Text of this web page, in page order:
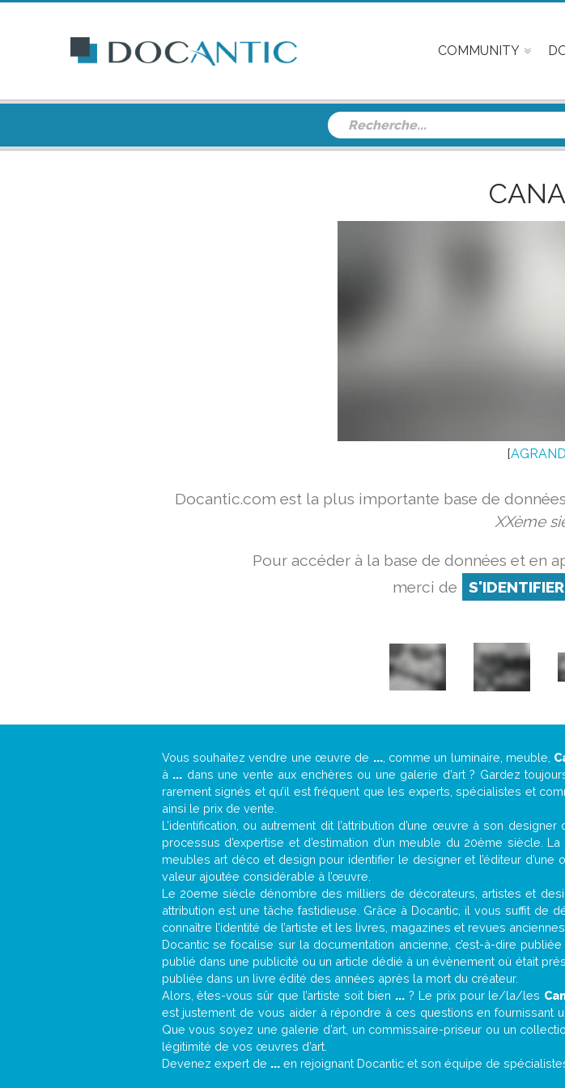
COMMUNITY
[
Docantic.com est la plus importante base de
XXème
Pour accéder à la base de données et en
merci de
S'IDENTIFIER
Vous souhaitez vendre une œuvre de ..., comme un luminaire, meuble,
à ... dans une vente aux enchères ou une galerie d’art ? Gardez
rarement signés et qu’il est fréquent que les experts, spécialistes et
ainsi le prix de vente.
L’identification, ou autrement dit l’attribution d’une œuvre à son
processus d’expertise et d’estimation d’un meuble du 20ème siècle.
meubles art déco et design pour identifier le designer et l’éditeur
valeur ajoutée considérable à l’œuvre.
Le 20eme siècle dénombre des milliers de décorateurs, artistes et
attribution est une tâche fastidieuse. Grâce à Docantic, il vous suffit de
connaître l’identité de l’artiste et les livres, magazines et revues
Docantic se focalise sur la documentation ancienne, c’est-à-dire
publié dans une publicité ou un article dédié à un évènement où était
publiée dans un livre édité des années après la mort du créateur.
Alors, êtes-vous sûr que l’artiste soit bien ...? Le prix pour le/la/les
est justement de vous aider à répondre à ces questions en fournissant
Que vous soyez une galerie d’art, un commissaire-priseur ou un
légitimité de vos œuvres d’art.
Devenez expert de ...en rejoignant Docantic et son équipe de